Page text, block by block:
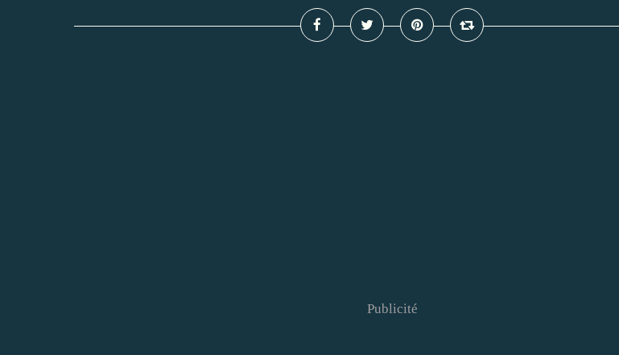
Publicité